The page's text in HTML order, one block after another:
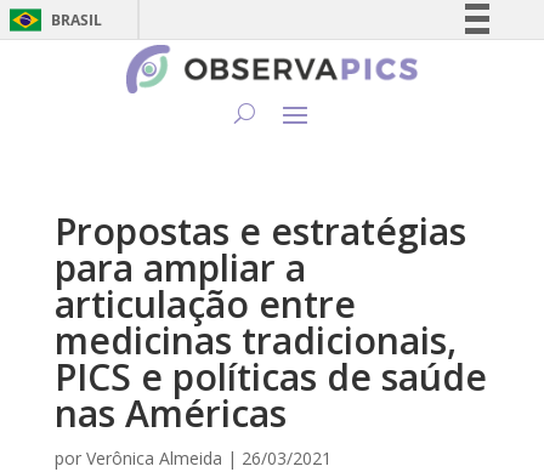
BRASIL
Simplifique!
Canais
Propostas e estratégias
para ampliar a
articulação entre
medicinas tradicionais,
PICS e políticas de saúde
nas Américas
por Verônica Almeida | 26/03/2021